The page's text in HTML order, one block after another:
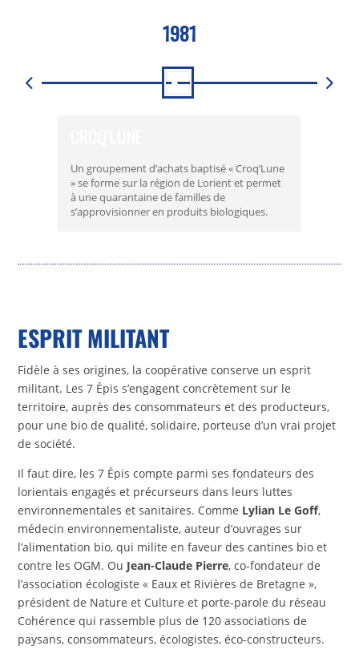
1981
Un groupement d’achats baptisé « Croq’Lune
» se forme sur la région de Lorient et permet
à une quarantaine de familles de
s’approvisionner en produits biologiques.
ESPRIT MILITANT
Fidèle à ses origines, la coopérative conserve un esprit
militant. Les 7 Épis s’engagent concrètement sur le
territoire, auprès des consommateurs et des producteurs,
pour une bio de qualité, solidaire, porteuse d’un vrai projet
de société.​
Il faut dire, les 7 Épis compte parmi ses fondateurs des
lorientais engagés et précurseurs dans leurs luttes
environnementales et sanitaires. Comme Lylian Le Goff,
médecin environnementaliste, auteur d’ouvrages sur
l’alimentation bio, qui milite en faveur des cantines bio et
contre les OGM. Ou Jean-Claude Pierre, co-fondateur de
l’association écologiste « Eaux et Rivières de Bretagne »,
président de Nature et Culture et porte-parole du réseau
Cohérence qui rassemble plus de 120 associations de
paysans, consommateurs, écologistes, éco-constructeurs.